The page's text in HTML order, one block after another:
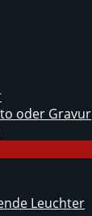
oder Gravur
Leuchter